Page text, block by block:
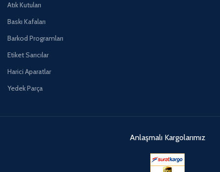
Atık Kutuları
Baskı Kafaları
Barkod Programları
Etiket Sarıcılar
Harici Aparatlar
Yedek Parça
Anlaşmalı Kargolarımız